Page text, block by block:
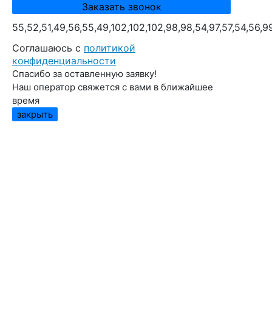
Cоглашаюсь с политикой
конфиденциальности
Спасибо за оставленную заявку!
Наш оператор свяжется с вами в ближайшее
время
закрыть